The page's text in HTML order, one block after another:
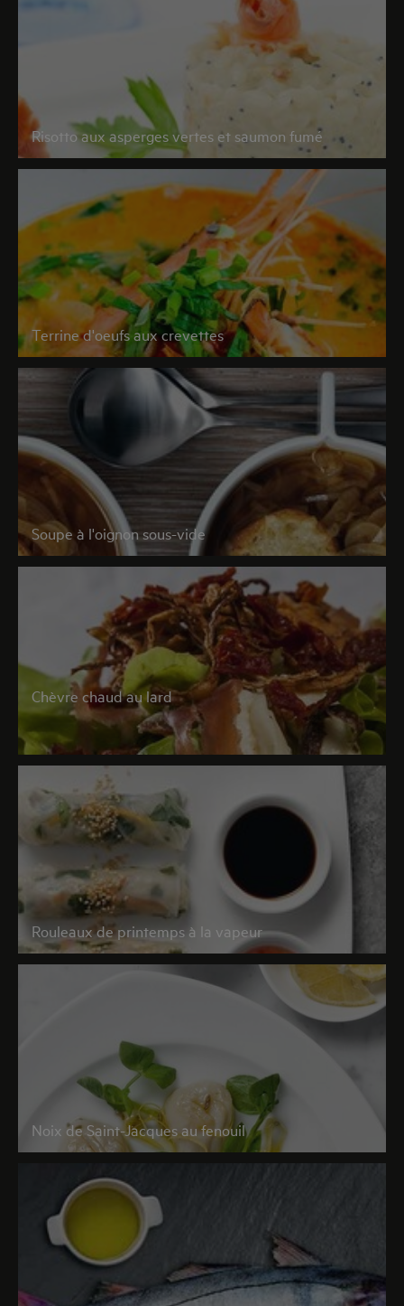
Risotto aux asperges vertes et saumon fumé
Terrine d'oeufs aux crevettes
Soupe à l'oignon sous-vide
Chèvre chaud au lard
Rouleaux de printemps à la vapeur
Noix de Saint-Jacques au fenouil